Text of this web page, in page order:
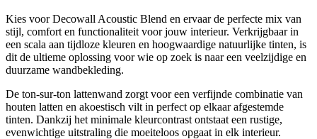
Kies voor Decowall Acoustic Blend en ervaar de perfecte mix van
stijl, comfort en functionaliteit voor jouw interieur. Verkrijgbaar in
een scala aan tijdloze kleuren en hoogwaardige natuurlijke tinten, is
dit de ultieme oplossing voor wie op zoek is naar een veelzijdige en
duurzame wandbekleding.
De ton-sur-ton lattenwand zorgt voor een verfijnde combinatie van
houten latten en akoestisch vilt in perfect op elkaar afgestemde
tinten. Dankzij het minimale kleurcontrast ontstaat een rustige,
evenwichtige uitstraling die moeiteloos opgaat in elk interieur.